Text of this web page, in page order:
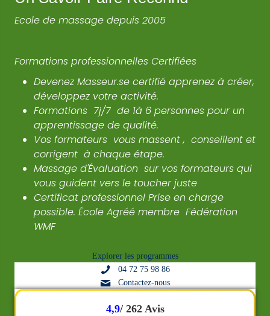
Ecole de massage depuis 2005
Formations professionnelles Certifiées
Devenez Masseur.se certifié apprenez à créer,
développez votre activité.
Formations 7j/7 de 1à 6 personnes pour un
apprentissage de qualité.
Vos formateurs vous massent , conseillent et
corrigent à chaque étape.
Massage d'Évaluation sur vos formateurs qui
vous guident vers le toucher juste
Certificat professionnel Prise en charge
possible. École Agréé membre Fédération
WMF
Explorer les programmes
04 72 75 98 86
Contactez-nous
4,9/ 262 Avis